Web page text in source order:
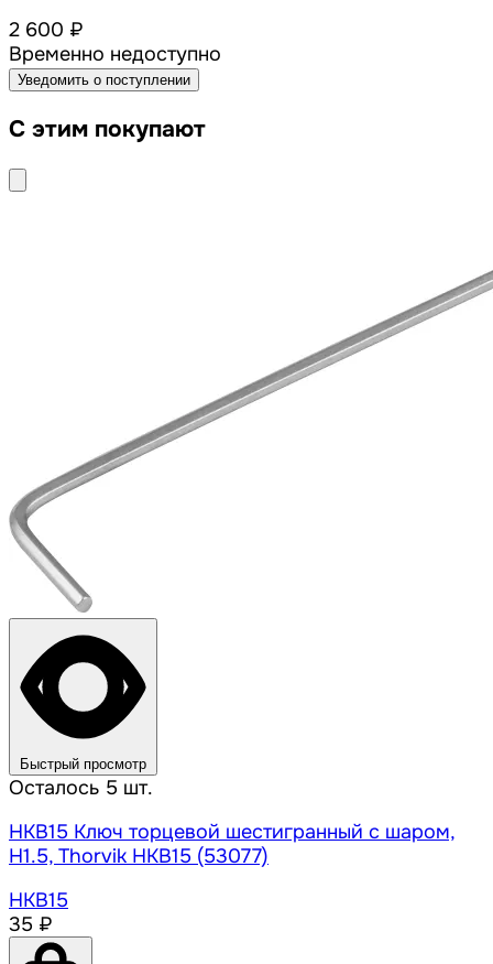
2 600 ₽
Временно недоступно
Уведомить о поступлении
С этим покупают
Быстрый просмотр
Осталось 5 шт.
HKB15 Ключ торцевой шестигранный с шаром,
H1.5, Thorvik HKB15 (53077)
HKB15
35 ₽